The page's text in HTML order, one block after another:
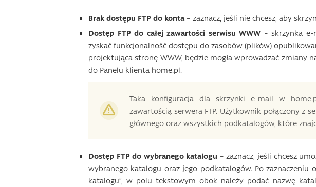
Brak dostępu FTP do konta– zaznacz, jeśli nie chcesz, aby
Dostęp FTP do całej zawartości serwisu WWW – skrzynka
zyskać funkcjonalność dostępu do zasobów (plików)
projektująca stronę WWW, będzie mogła wprowadzać zmiany
do Panelu klienta home.pl.
Taka konfiguracja dla skrzynki e-mail w
zawartością serwera FTP. Użytkownik połączony z
głównego oraz wszystkich podkatalogów, które
Dostęp FTP do wybranego katalogu – zaznacz, jeśli chcesz
wybranego katalogu oraz jego podkatalogów. Po zaznaczeniu
katalogu”, w polu tekstowym obok należy podać nazwę